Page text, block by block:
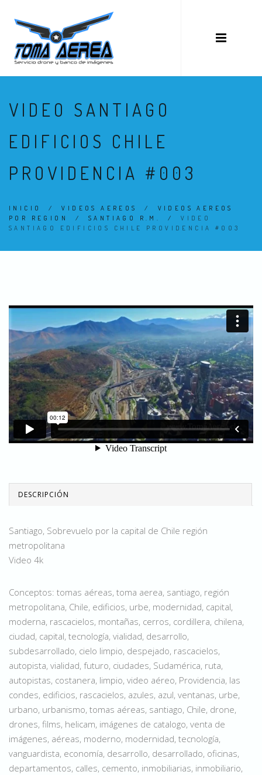
VIDEO SANTIAGO
EDIFICIOS CHILE
PROVIDENCIA #003
INICIO /VIDEOS AEREOS / VIDEOS AEREOS
POR REGION
/SANTIAGO R.M. /VIDEO
SANTIAGO EDIFICIOS CHILE PROVIDENCIA #003
DESCRIPCIÓN
Santiago, Sobrevuelo por la capital de Chile región
metropolitana
Video 4k
Conceptos: tomas aéreas, toma aerea, santiago, región
metropolitana, Chile, edificios, urbe, modernidad, capital,
moderna, rascacielos, montañas, cerros, cordillera, chilena,
ciudad, capital, tecnología, vialidad, desarrollo,
subdesarrollado, cielo limpio, despejado, rascacielos,
autopista, vialidad, futuro, ciudades, Sudamérica, ruta,
autopistas, costanera, limpio, video aéreo, Providencia, las
condes, edificios, rascacielos, azules, azul, ventanas, urbe,
urbano, urbanismo, tomas aéreas, santiago, Chile, drone,
drones, films, helicam, imágenes de catalogo, venta de
imágenes, aéreas, moderno, modernidad, tecnología,
vanguardista, economía, desarrollo, desarrollado, oficinas,
departamentos, calles, cemento, inmobiliarias, inmobiliario,